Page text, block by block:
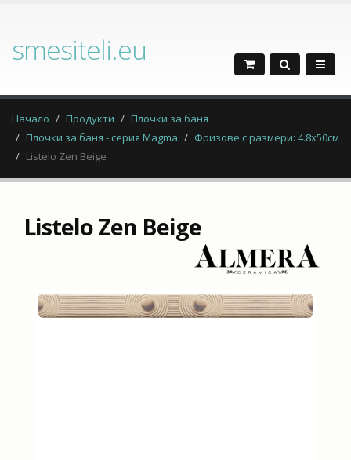
smesiteli.eu
Начало Продукти
Плочки за баня
Плочки за баня - серия Magma
Фризове с размери: 4.8х50см
Listelo Zen Beige
Listelo Zen Beige